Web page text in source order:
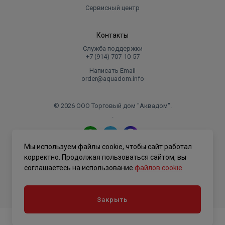
Сервисный центр
Контакты
Служба поддержки
+7 (914) 707‑10‑57
Написать Email
order@aquadom.info
© 2026 ООО Торговый дом "Аквадом".
.
Политика конфиденциальности
Мы используем файлы cookie, чтобы сайт работал
корректно. Продолжая пользоваться сайтом, вы
соглашаетесь на использование файлов cookie
Закрыть